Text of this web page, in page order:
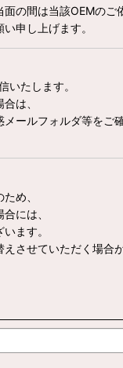
の間は当該OEMのご
申し上げます。
いたします。
は、
ールフォルダ等をご確
め、
には、
ます。
させていただく場合